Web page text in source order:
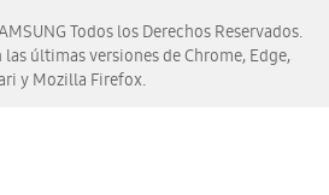
Todos los Derechos Reservados.
últimas versiones de Chrome, Edge,
y Mozilla Firefox.